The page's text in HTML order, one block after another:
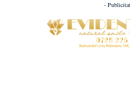
-